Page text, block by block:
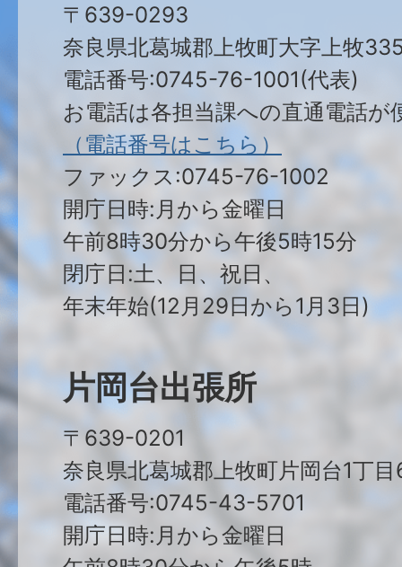
〒639-0293
奈良県北葛城郡上牧町大字上牧
電話番号:0745-76-1001(代表)
お電話は各担当課への直通電話が
（電話番号はこちら）
ファックス:0745-76-1002
開庁日時:月から金曜日
午前8時30分から午後5時15分
閉庁日:土、日、祝日、
年末年始(12月29日から1月3日)
片岡台出張所
〒639-0201
奈良県北葛城郡上牧町片岡台1丁目
電話番号:0745-43-5701
開庁日時:月から金曜日